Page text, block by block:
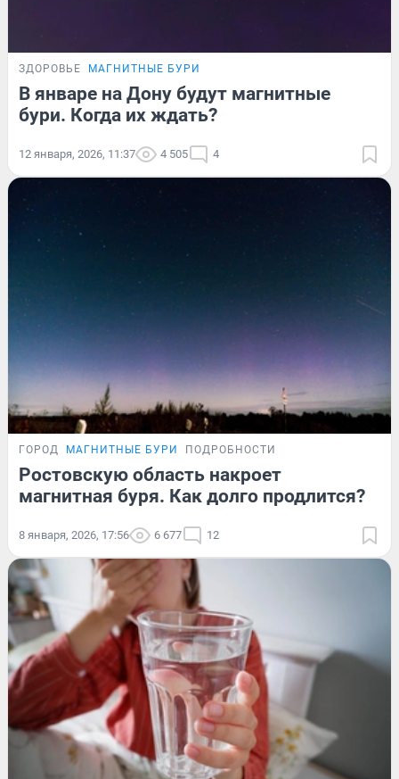
ЗДОРОВЬЕ МАГНИТНЫЕ БУРИ
В январе на Дону будут магнитные
бури. Когда их ждать?
12 января, 2026, 11:37 4 505 4
ГОРОД МАГНИТНЫЕ БУРИ ПОДРОБНОСТИ
Ростовскую область накроет
магнитная буря. Как долго продлится?
8 января, 2026, 17:56 6 677 12